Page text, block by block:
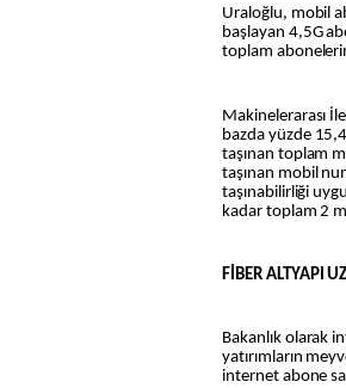
Uraloğlu, mobil
başlayan 4,5G
toplam
Makinelerarası
bazda yüzde
taşınan toplam
taşınan mobil
taşınabilirliği
kadar toplam 2
FİBER ALTYAPI
Bakanlık olarak
yatırımların
internet abone